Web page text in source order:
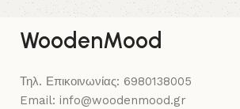
WoodenMood
Τηλ. Επικοινωνίας: 6980138005
Email: info@woodenmood.gr